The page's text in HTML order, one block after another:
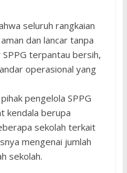
seluruh rangkaian
dan lancar tanpa
terpantau bersih,
operasional yang
pengelola SPPG
kendala berupa
sekolah terkait
mengenai jumlah
sekolah.